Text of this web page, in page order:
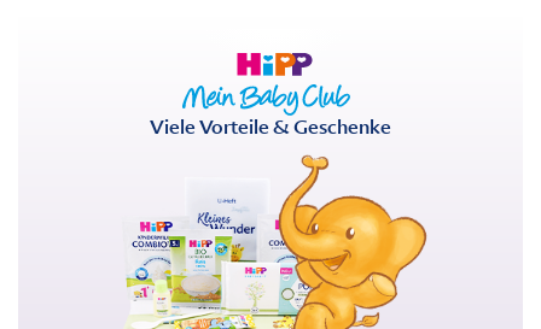
Viele Vorteile & Geschenke